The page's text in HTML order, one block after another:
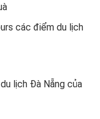
các điểm du lịch
lịch Đà Nẵng của